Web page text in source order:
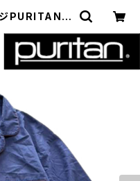
PURITAN紺
クスシャツ3
チ 東京都北区
開中 通販もO